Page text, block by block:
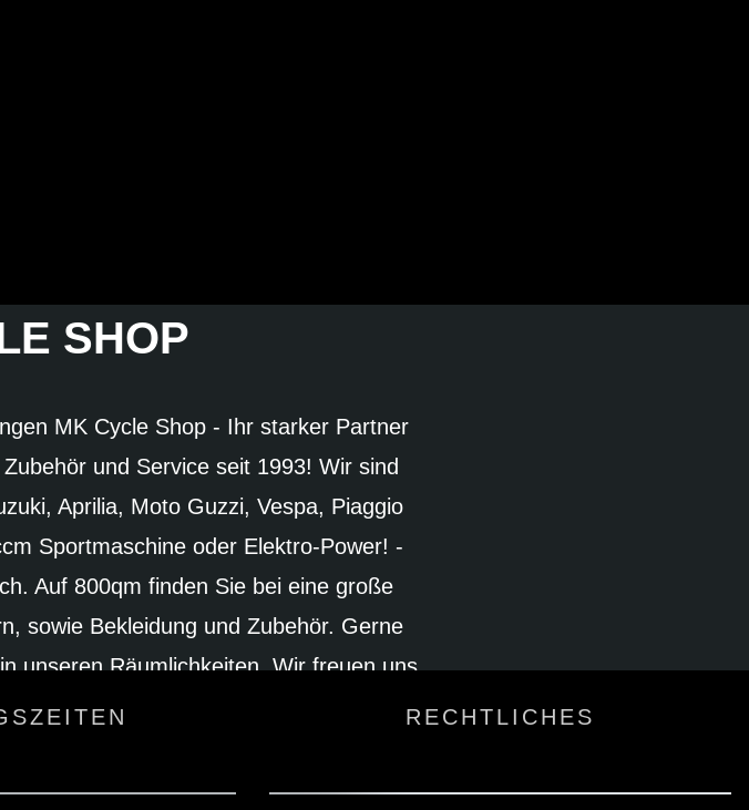
SHOP
MK Cycle Shop - Ihr starker Partner
und Service seit 1993! Wir sind
Aprilia, Moto Guzzi, Vespa, Piaggio
Sportmaschine oder Elektro-Power! -
Auf 800qm finden Sie bei eine große
sowie Bekleidung und Zubehör. Gerne
unseren Räumlichkeiten. Wir freuen uns
Besuch!
RECHTLICHES